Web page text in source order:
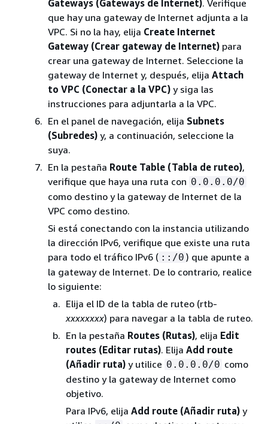
Gateways (Gateways de Internet). Verifique
que hay una gateway de Internet adjunta a la
VPC. Si no la hay, elija Create Internet
Gateway (Crear gateway de Internet) para
crear una gateway de Internet. Seleccione la
gateway de Internet y, después, elija Attach
to VPC (Conectar a la VPC) y siga las
instrucciones para adjuntarla a la VPC.
En el panel de navegación, elija Subnets
(Subredes) y, a continuación, seleccione la
suya.
En la pestaña Route Table (Tabla de ruteo),
verifique que haya una ruta con 0.0.0.0/0
como destino y la gateway de Internet de la
VPC como destino.
Si está conectando con la instancia utilizando
la dirección IPv6, verifique que existe una ruta
para todo el tráfico IPv6 ( ::/0 ) que apunte a
la gateway de Internet. De lo contrario, realice
lo siguiente:
Elija el ID de la tabla de ruteo (rtb-
xxxxxxxx) para navegar a la tabla de ruteo.
En la pestaña Routes (Rutas), elija Edit
routes (Editar rutas). Elija Add route
(Añadir ruta) y utilice 0.0.0.0/0 como
destino y la gateway de Internet como
objetivo.
Para IPv6, elija Add route (Añadir ruta) y